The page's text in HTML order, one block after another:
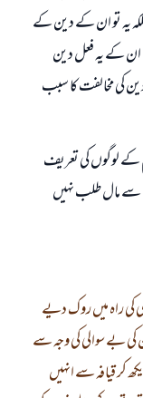
يہ تو ان كے دين كے
ان كے يہ فعل دين
كى مخالفت كا سبب
كے لوگوں كى تعريف
سے مال طلب نہيں
كى راہ ميں روك ديے
كى بے سوالى كى وجہ سے
قيافہ سے انہيں